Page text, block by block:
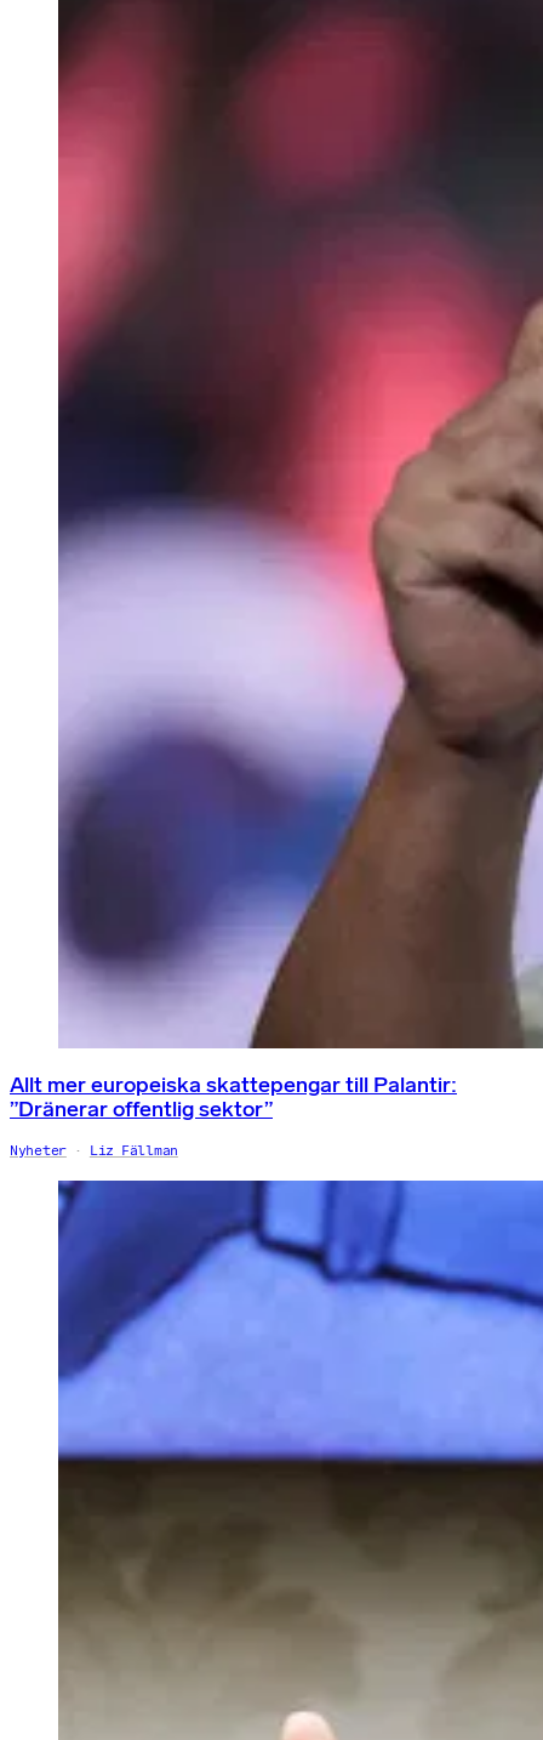
Allt mer europeiska skattepengar till Palantir:
”Dränerar offentlig sektor”
Nyheter Liz Fällman